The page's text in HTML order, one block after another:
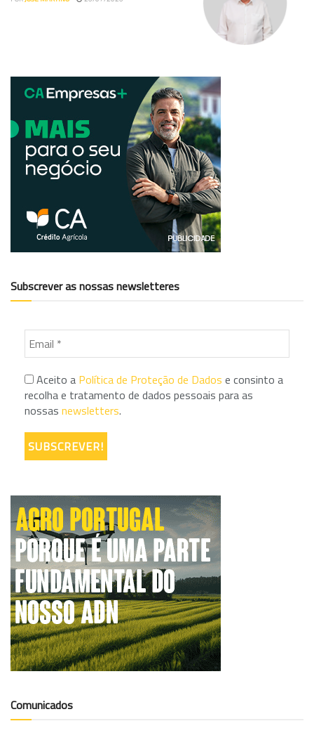
Subscrever as nossas newsletteres
Aceito a Política de Proteção de Dados e consinto a
recolha e tratamento de dados pessoais para as
nossas newsletters.
Comunicados